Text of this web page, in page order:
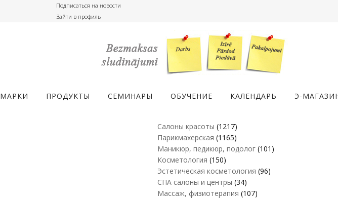
Подписаться на новости
Зайти в профиль
МАРКИ ПРОДУКТЫ СЕМИНАРЫ ОБУЧЕНИЕ КАЛЕНДАРЬ Э-
Салоны красоты (1217)
Парикмахерская (1165)
Маникюр, педикюр, подолог (101)
Косметология (150)
Эстетическая косметология (96)
СПА салоны и центры (34)
Массаж, физиотерапия (107)